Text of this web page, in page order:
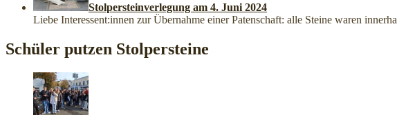
Stolpersteinverlegung am 4. Juni 2024
Liebe Interessent:innen zur Übernahme einer Patenschaft: alle Steine waren
Schüler putzen Stolpersteine